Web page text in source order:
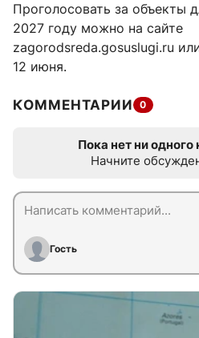
Проголосовать за объекты
2027 году можно на сайте
zagorodsreda.gosuslugi.ru
12 июня.
КОММЕНТАРИИ 0
Пока нет ни
Начните
Гость